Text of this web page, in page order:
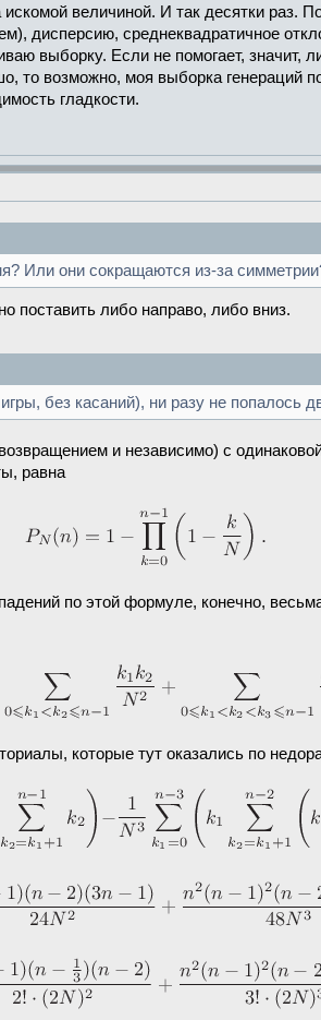
величиной. И так десятки
дисперсию, среднеквадратичное
выборку. Если не помогает,
то возможно, моя выборка генераций
гладкости.
Или они сокращаются из-за
поставить либо направо, либо вниз.
без касаний), ни разу не попалось
и независимо) с
равна
по этой формуле, конечно,
которые тут оказались по